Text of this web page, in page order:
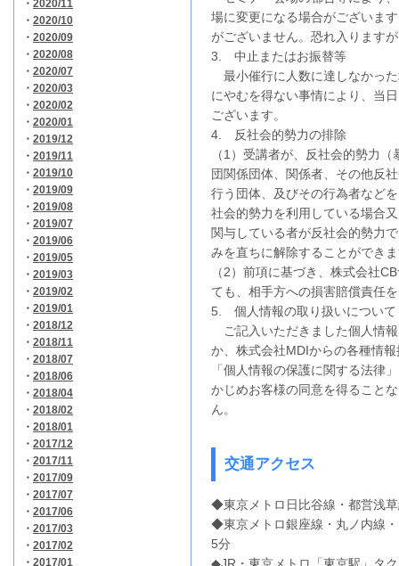
・ 2020/11
・ 2020/10
・ 2020/09
・ 2020/08
・ 2020/07
・ 2020/03
・ 2020/02
・ 2020/01
・ 2019/12
・ 2019/11
・ 2019/10
・ 2019/09
・ 2019/08
・ 2019/07
・ 2019/06
・ 2019/05
・ 2019/03
・ 2019/02
・ 2019/01
・ 2018/12
・ 2018/11
・ 2018/07
・ 2018/06
・ 2018/04
・ 2018/02
・ 2018/01
・ 2017/12
・ 2017/11
・ 2017/09
・ 2017/07
・ 2017/06
・ 2017/03
・ 2017/02
・ 2017/01
場に変更になる場合がございま
がございません。恐れ入ります
3. 中止またはお振替等
最小催行に人数に達しなかっ
にやむを得ない事情により、当
ございます。
4. 反社会的勢力の排除
（1）受講者が、反社会的勢力
団関係団体、関係者、その他反
行う団体、及びその行為者など
社会的勢力を利用している場合
関与している者が反社会的勢力
みを直ちに解除することができ
（2）前項に基づき、株式会社
ても、相手方への損害賠償責任
5. 個人情報の取り扱いについて
ご記入いただきました個人情
か、株式会社MDIからの各種情
「個人情報の保護に関する法律
かじめお客様の同意を得ること
ん。
交通アクセス
◆東京メトロ日比谷線・都営浅
◆東京メトロ銀座線・丸ノ内線
5分